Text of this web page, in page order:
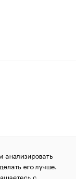
прав
Сообщения
надзору в сфере
анализировать
его лучше.
с